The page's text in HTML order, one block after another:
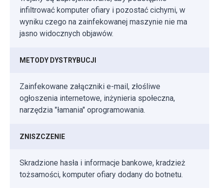
infiltrować komputer ofiary i pozostać cichymi, w
wyniku czego na zainfekowanej maszynie nie ma
jasno widocznych objawów.
METODY DYSTRYBUCJI
Zainfekowane załączniki e-mail, złośliwe
ogłoszenia internetowe, inżynieria społeczna,
narzędzia "łamania" oprogramowania.
ZNISZCZENIE
Skradzione hasła i informacje bankowe, kradzież
tożsamości, komputer ofiary dodany do botnetu.